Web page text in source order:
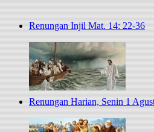
Renungan Injil Mat. 14: 22-36
Renungan Harian, Senin 1